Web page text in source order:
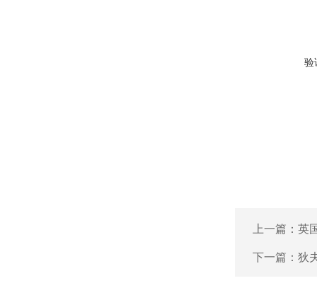
验
上一篇： 英
下一篇： 狄